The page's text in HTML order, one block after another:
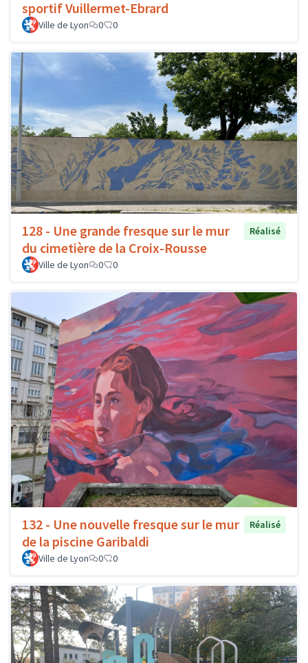
sportif Vuillermet-Ebrard
Ville de Lyon 0 0
128 - Une grande fresque sur le mur
du cimetière de la Croix-Rousse
Réalisé
Ville de Lyon 0 0
132 - Une nouvelle fresque sur le mur
de la piscine Garibaldi
Réalisé
Ville de Lyon 0 0